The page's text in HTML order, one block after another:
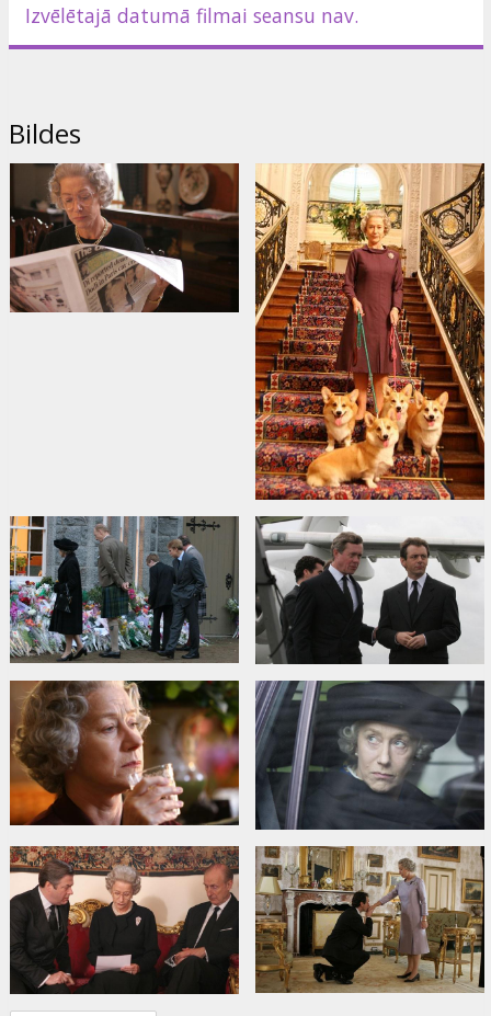
Filma angļu valodā ar subtitriem latviešu un krievu valodā.
Izvēlētajā datumā filmai seansu nav.
Bildes